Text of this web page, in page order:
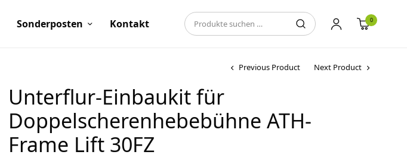
Sonderposten Kontakt 0
Previous Product Next Product
Unterflur-Einbaukit für
Doppelscherenhebebühne ATH-
Frame Lift 30FZ